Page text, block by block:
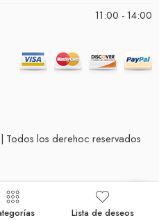
11:00 - 14:00
Todos los derehoc reservados
Lista de deseos